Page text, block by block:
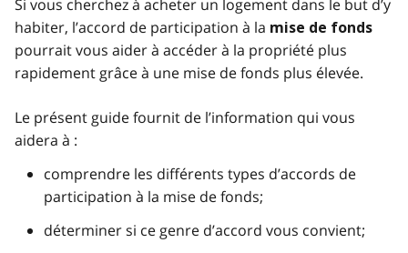
Si vous cherchez à acheter un logement dans le but d’y
habiter, l’accord de participation à la mise de fonds
pourrait vous aider à accéder à la propriété plus
rapidement grâce à une mise de fonds plus élevée.
Le présent guide fournit de l’information qui vous
aidera à :
comprendre les différents types d’accords de
participation à la mise de fonds;
déterminer si ce genre d’accord vous convient;